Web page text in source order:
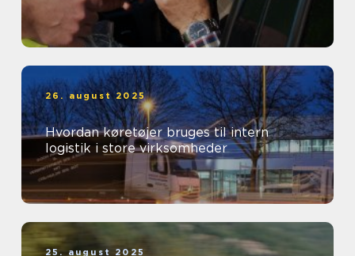
26. august 2025
Hvordan køretøjer bruges til intern
logistik i store virksomheder
25. august 2025